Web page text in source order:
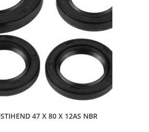
47 X 80 X 12AS NBR